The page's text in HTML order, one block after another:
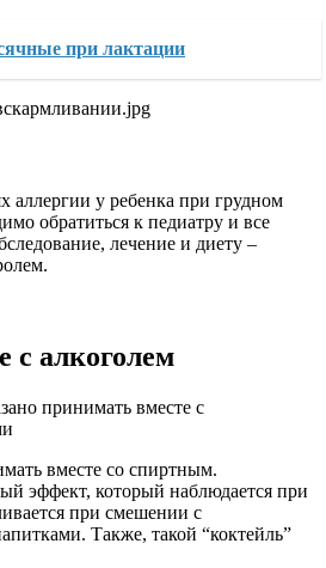
при лактации
аллергии у ребенка при грудном
обратиться к педиатру и все
лечение и диету –
с алкоголем
принимать вместе с
вместе со спиртным.
эффект, который наблюдается при
при смешении с
Также, такой “коктейль”